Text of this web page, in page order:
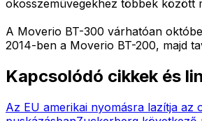
okosszemüvegekhez többek között
A Moverio BT-300 várhatóan
2014-ben a Moverio BT-200, majd
Kapcsolódó cikkek és
Az EU amerikai nyomásra lazítja az